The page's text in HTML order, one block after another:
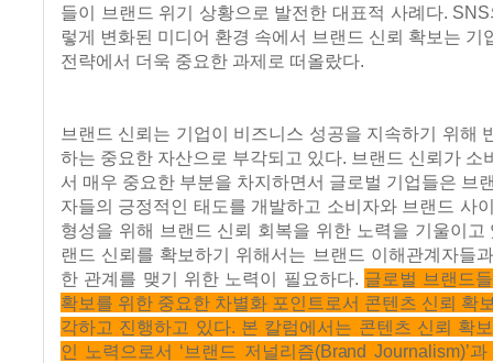
들이 브랜드 위기 상황으로 발전한 대표적 사례다.
렇게 변화된 미디어 환경 속에서 브랜드 신뢰 확보는 기
전략에서 더욱 중요한 과제로 떠올랐다.
브랜드 신뢰는 기업이 비즈니스 성공을 지속하기 위해
하는 중요한 자산으로 부각되고 있다. 브랜드 신뢰가 소
서 매우 중요한 부분을 차지하면서 글로벌 기업들은 브
자들의 긍정적인 태도를 개발하고 소비자와 브랜드 사
형성을 위해 브랜드 신뢰 회복을 위한 노력을 기울이고
랜드 신뢰를 확보하기 위해서는 브랜드 이해관계자들
한 관계를 맺기 위한 노력이 필요하다. 글로벌 브랜드
확보를 위한 중요한 차별화 포인트로서 콘텐츠 신뢰 확
각하고 진행하고 있다. 본 칼럼에서는 콘텐츠 신뢰 확
인 노력으로서 ‘브랜드 저널리즘(Brand Journalism)’과